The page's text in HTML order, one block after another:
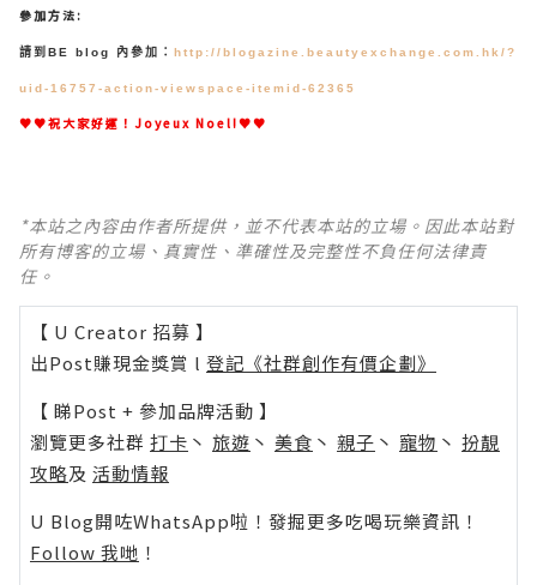
參加方法:
請到BE blog 內參加： http://blogazine.beautyexchange.com.hk/?
uid-16757-action-viewspace-itemid-62365
♥♥祝大家好運！Joyeux Noel!♥♥
*本站之內容由作者所提供，並不代表本站的立場。因此本站對
所有博客的立場、真實性、準確性及完整性不負任何法律責
任。
【 U Creator 招募 】
出Post賺現金獎賞 l 登記《社群創作有價企劃》
【 睇Post + 參加品牌活動 】
瀏覽更多社群 打卡 丶 旅遊 丶 美食 丶 親子 丶 寵物 丶 扮靚
攻略及 活動情報
U Blog開咗WhatsApp啦！發掘更多吃喝玩樂資訊！
Follow 我哋 ！